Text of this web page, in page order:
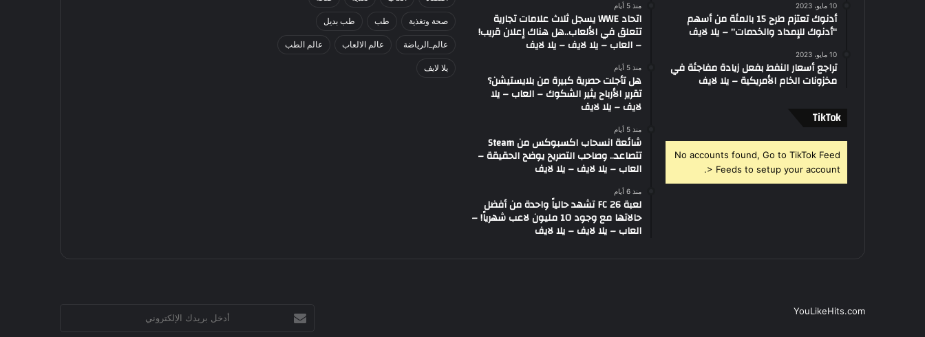
10 مايو، 2023
أدنوك تعتزم طرح 15 بالمئة من أسهم
“أدنوك للإمداد والخدمات” – يلا لايف
10 مايو، 2023
تراجع أسعار النفط بفعل زيادة مفاجئة في
مخزونات الخام الأمريكية – يلا لايف
‫TikTok
No accounts found, Go to TikTok Feed
> Feeds to setup your account.
منذ 5 أيام
اتحاد WWE يسجل ثلاث علامات تجارية
تتعلق في الألعاب..هل هناك إعلان قريب!
– العاب – يلا لايف – يلا لايف
منذ 5 أيام
هل تأجلت حصرية كبيرة من بلايستيشن؟
تقرير الأرباح يثير الشكوك – العاب – يلا
لايف – يلا لايف
منذ 5 أيام
شائعة انسحاب اكسبوكس من Steam
تتصاعد.. وصاحب التصريح يوضح الحقيقة –
العاب – يلا لايف – يلا لايف
منذ 6 أيام
لعبة FC 26 تشهد حالياً واحدة من أفضل
حالاتها مع وجود 10 مليون لاعب شهرياً! –
العاب – يلا لايف – يلا لايف
صحة وتغذية طب طب بديل
عالم_الرياضة عالم الالعاب عالم الطب
يلا لايف
YouLikeHits.com
بريدك